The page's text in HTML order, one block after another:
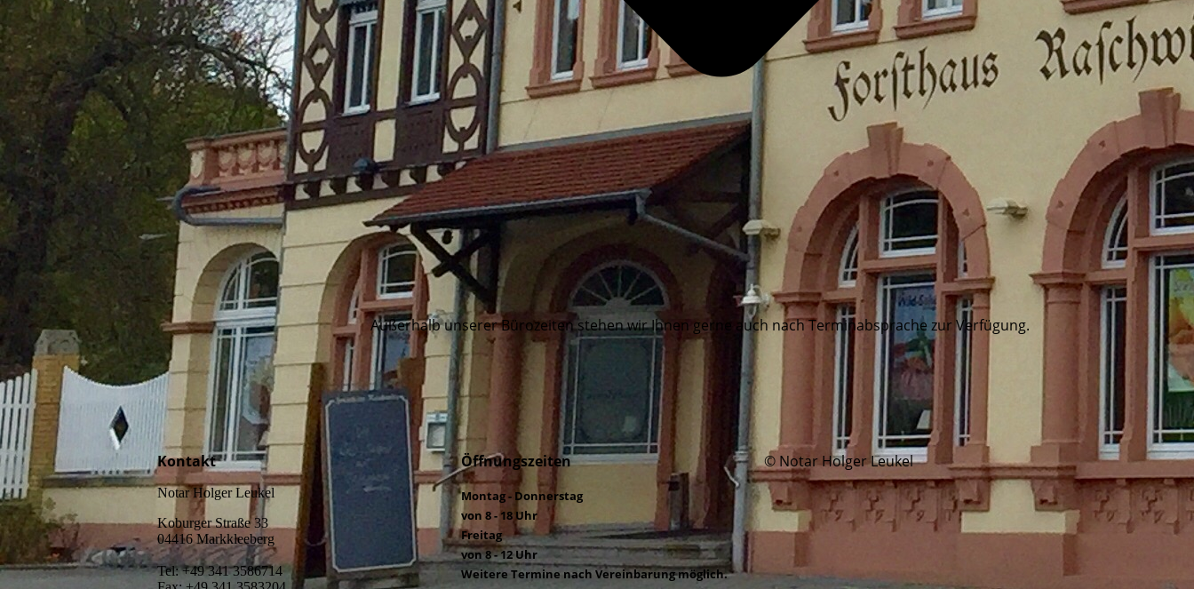
Außerhalb unserer Bürozeiten stehen wir Ihnen gerne auch nach Terminabsprache zur Verfügung.
Kontakt
Notar Holger Leukel
Koburger Straße 33
04416 Markkleeberg
Tel: +49 341 3586714
Öffnungszeiten
Montag - Donnerstag
von 8 - 18 Uhr
Freitag
von 8 - 12 Uhr
Weitere Termine nach Vereinbarung möglich.
© Notar Holger Leukel